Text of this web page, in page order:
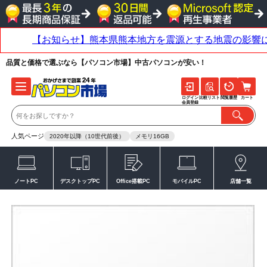
品質と価格で選ぶなら【パソコン市場】中古パソコンが安い！
人気ページ 2020年以降（10世代前後） メモリ16GB
ログイン
会員登録
比較リスト 閲覧履歴 カート
ノートPC デスクトップPC Office搭載PC モバイルPC 店舗一覧